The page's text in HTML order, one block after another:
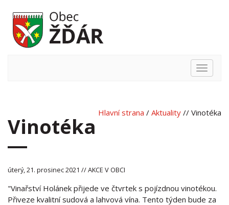
Hlavní
Hlavní strana / Aktuality // Vinotéka
Vinotéka
úterý, 21. prosinec 2021 // AKCE V OBCI
"Vinařství Holánek přijede ve čtvrtek s pojízdnou vinotékou.
Přiveze kvalitní sudová a lahvová vína. Tento týden bude za